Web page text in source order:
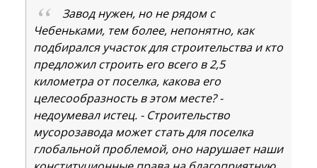
Завод нужен, но не рядом с
Чебеньками, тем более, непонятно, как
подбирался участок для строительства и кто
предложил строить его всего в 2,5
километра от поселка, какова его
целесообразность в этом месте? -
недоумевал истец. - Строительство
мусорозавода может стать для поселка
глобальной проблемой, оно нарушает наши